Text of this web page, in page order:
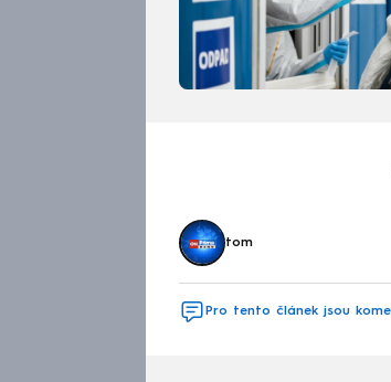
tom
Pro tento článek jsou